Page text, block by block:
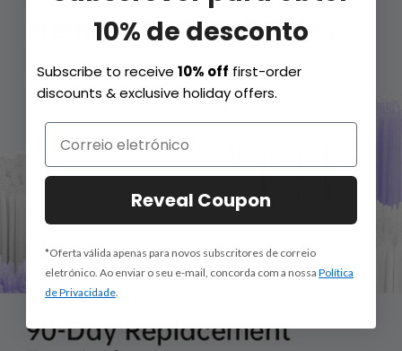
10% de desconto
Subscribe to receive10% off first-order
discounts & exclusive holiday offers.
Reveal Coupon
*Oferta válida apenas para novos subscritores de correio
eletrónico. Ao enviar o seu e-mail, concorda com a nossaPolítica
de Privacidade.